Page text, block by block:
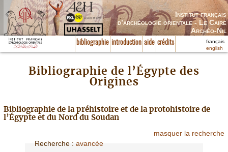
Institut français
d’archéologie orientale - Le Caire
Archéo-Nil
bibliographie introduction aide crédits
français
english
Bibliographie de l’Égypte des
Origines
Bibliographie de la préhistoire et de la protohistoire de
l’Égypte et du Nord du Soudan
masquer la recherche
Recherche :avancée